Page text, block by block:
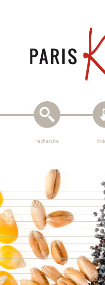
recherche